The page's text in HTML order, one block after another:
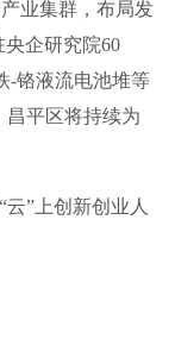
业集群，布局发
企研究院60
-铬液流电池堆等
昌平区将持续为
”上创新创业人